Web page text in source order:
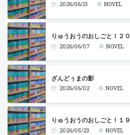
2026/06/13 NOVEL
りゅうおうのおしごと！２０
2026/06/07 NOVEL
ざんどぅまの影
2026/06/02 NOVEL
りゅうおうのおしごと！１９
2026/05/23 NOVEL